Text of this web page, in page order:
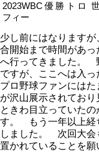
2023WBC優勝トロ
フィー
少し前にはなります
合開始まで時間があ
へ行ってきました。
ですが、ここへは入
プロ野球ファンには
が沢山展示されてお
ときわ目立っていた
す。 もう一年以上経
しました。 次回大会
置かれていることを